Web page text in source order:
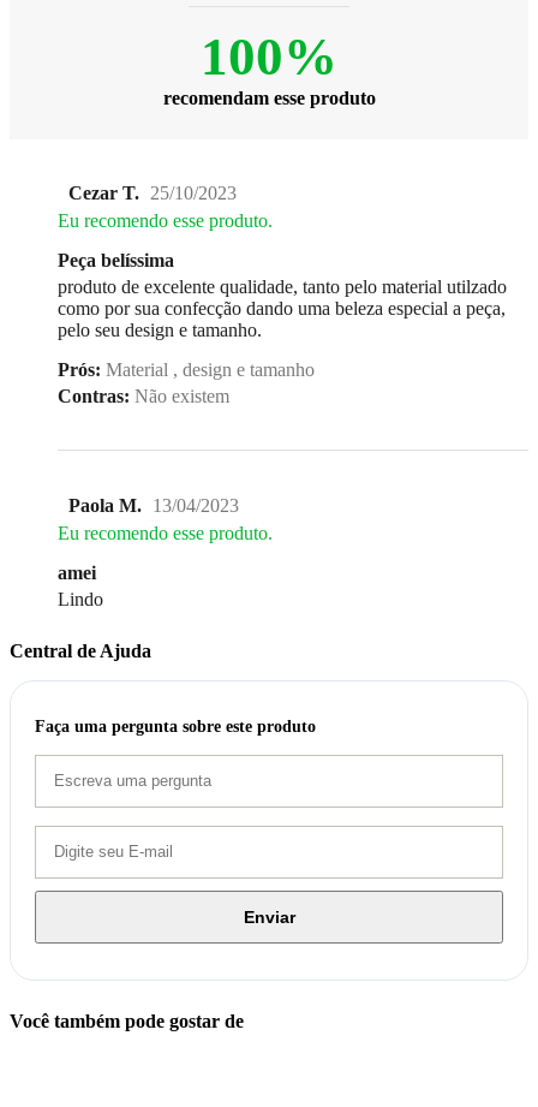
100%
recomendam esse produto
Cezar T. 25/10/2023
Eu recomendo esse produto.
Peça belíssima
produto de excelente qualidade, tanto pelo material utilzado
como por sua confecção dando uma beleza especial a peça,
pelo seu design e tamanho.
Prós: Material , design e tamanho
Contras: Não existem
Paola M. 13/04/2023
Eu recomendo esse produto.
amei
Lindo
Central de Ajuda
Faça uma pergunta sobre este produto
Enviar
Você também pode gostar de